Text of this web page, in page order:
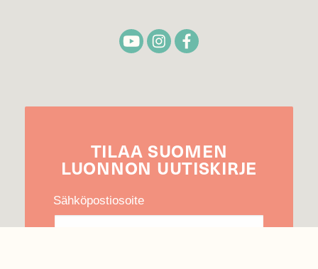
TILAA SUOMEN
LUONNON UUTIS­KIRJE
Sähköpostiosoite